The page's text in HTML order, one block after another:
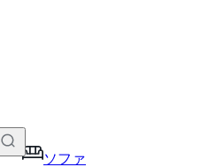
ソファ